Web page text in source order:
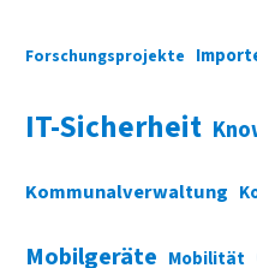
Forschungsprojekte
IT-Sicherheit
Kommunalverwaltung
Mobilgeräte Mobilität